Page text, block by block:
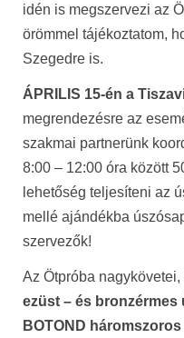
idén is megszervezi az
örömmel tájékoztatom,
Szegedre is.
ÁPRILIS 15-én a
megrendezésre az
szakmai partnerünk
8:00 – 12:00 óra között
lehetőség teljesíteni az
mellé ajándékba
szervezők!
Az Ötpróba nagykövetei,
ezüst – és bronzérmes
BOTOND